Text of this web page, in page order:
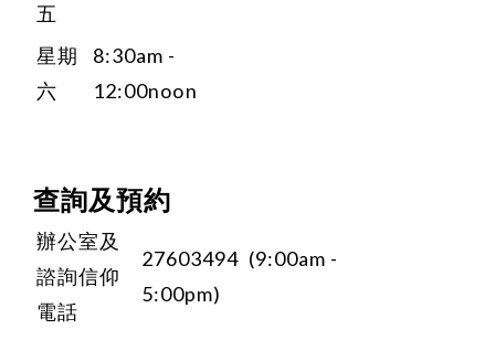
五
星期
六
8:30am -
12:00noon
查詢及預約
辦公室及
諮詢信仰
電話
27603494 (9:00am -
5:00pm)